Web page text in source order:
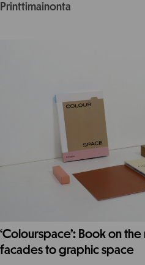
Printtimainonta
‘Colourspace’: Book on
facades to graphic space